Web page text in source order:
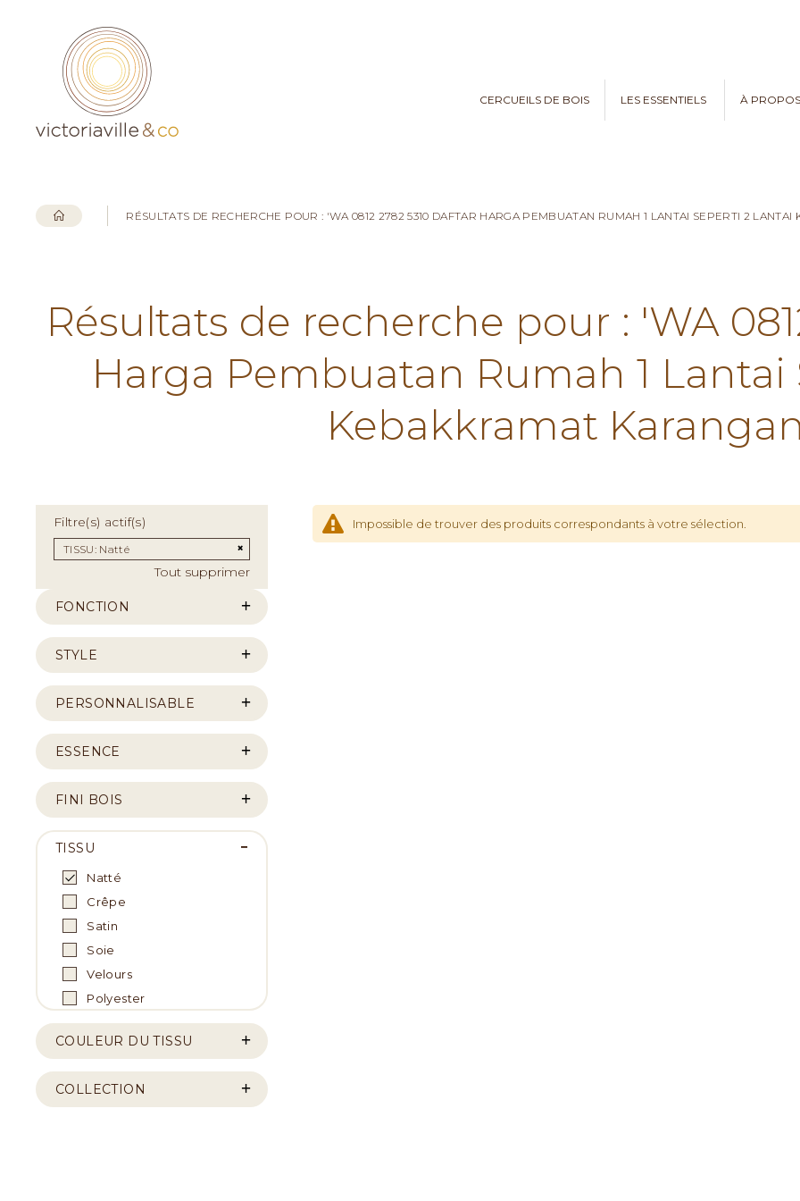
CERCUEILS DE BOIS LES ESSENTIELS À PROPOS
RÉSULTATS DE RECHERCHE POUR : 'WA 0812 2782 5310 DAFTAR HARGA PEMBUATAN RUMAH 1 LANTAI SEPERTI 2
Résultats de recherche pour : 'WA
Harga Pembuatan Rumah 1
Kebakkramat
Impossible de trouver des produits correspondants à votre sélection.
Filtre(s) actif(s)
TISSU Natté Supprimer cet Élément
Tout supprimer
FONCTION
STYLE
PERSONNALISABLE
ESSENCE
FINI BOIS
TISSU
Natté
Crêpe
Satin
Soie
Velours
Polyester
COULEUR DU TISSU
COLLECTION